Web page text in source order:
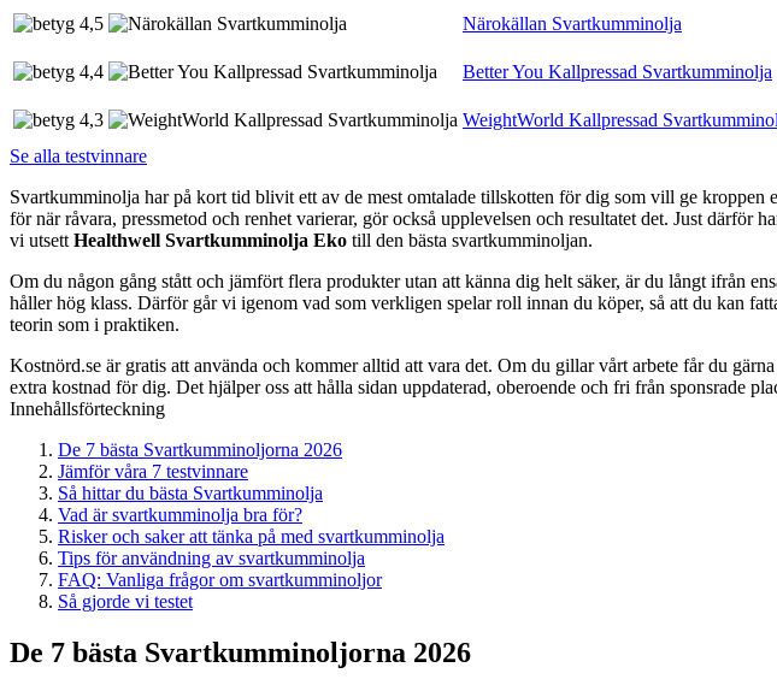
4,5 Närokällan Svartkumminolja
4,4 Better You Kallpressad Svartkumminolja
4,3 WeightWorld Kallpressad
Se alla testvinnare
Svartkumminolja har på kort tid blivit ett av de mest omtalade tillskotten för dig som vill ge
för när råvara, pressmetod och renhet varierar, gör också upplevelsen och resultatet det. Just
vi utsett Healthwell Svartkumminolja Eko till den bästa svartkumminoljan.
Om du någon gång stått och jämfört flera produkter utan att känna dig helt säker, är du långt ifrån
håller hög klass. Därför går vi igenom vad som verkligen spelar roll innan du köper, så att du kan
teorin som i praktiken.
Kostnörd.se är gratis att använda och kommer alltid att vara det. Om du gillar vårt arbete får du
extra kostnad för dig. Det hjälper oss att hålla sidan uppdaterad, oberoende och fri från sponsrade
Innehållsförteckning
De 7 bästa Svartkumminoljorna 2026
Jämför våra 7 testvinnare
Så hittar du bästa Svartkumminolja
Vad är svartkumminolja bra för?
Risker och saker att tänka på med svartkumminolja
Tips för användning av svartkumminolja
FAQ: Vanliga frågor om svartkumminoljor
Så gjorde vi testet
De 7 bästa Svartkumminoljorna 2026